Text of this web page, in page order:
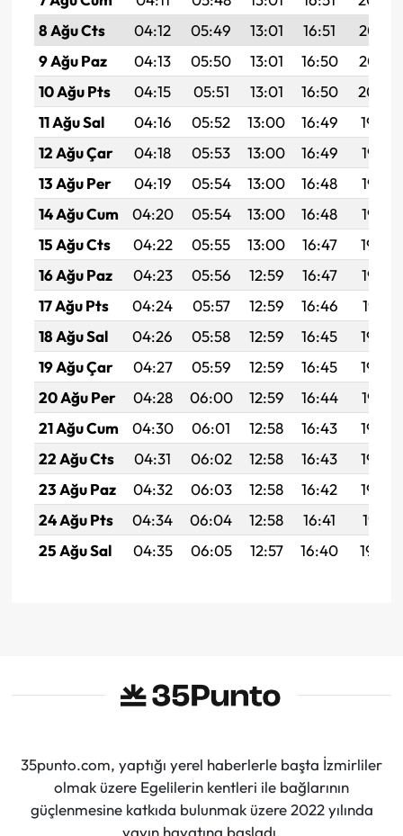
8 Ağu Cts
04:12 05:49 13:01 16:51
20:03
9 Ağu Paz
04:13 05:50 13:01 16:50
20:02
10 Ağu Pts
04:15 05:51 13:01 16:50
20:00
11 Ağu Sal
04:16 05:52 13:00 16:49
19:59
12 Ağu Çar
04:18 05:53 13:00 16:49
19:58
13 Ağu Per
04:19 05:54 13:00 16:48
19:57
14 Ağu Cum
04:20 05:54 13:00 16:48
19:55
15 Ağu Cts
04:22 05:55 13:00 16:47
19:54
16 Ağu Paz
04:23 05:56 12:59 16:47
19:53
17 Ağu Pts
04:24 05:57 12:59 16:46
19:51
18 Ağu Sal
04:26 05:58 12:59 16:45
19:50
19 Ağu Çar
04:27 05:59 12:59 16:45
19:49
20 Ağu Per
04:28 06:00 12:59 16:44
19:47
21 Ağu Cum
04:30 06:01 12:58 16:43
19:46
22 Ağu Cts
04:31 06:02 12:58 16:43
19:44
23 Ağu Paz
04:32 06:03 12:58 16:42
19:43
24 Ağu Pts
04:34 06:04 12:58 16:41
19:41
25 Ağu Sal
04:35 06:05 12:57 16:40 19:40
35punto.com, yaptığı yerel haberlerle başta İzmirliler
olmak üzere Egelilerin kentleri ile bağlarının
güçlenmesine katkıda bulunmak üzere 2022 yılında
yayın hayatına başladı.